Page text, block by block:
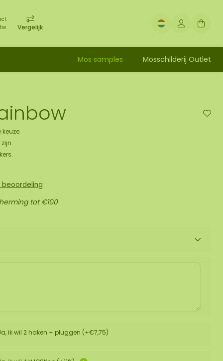
Vergelijk
Mos samples Mosschilderij Outlet
beoordeling
tot €100
ik wil 2 haken + pluggen (+€7,75)